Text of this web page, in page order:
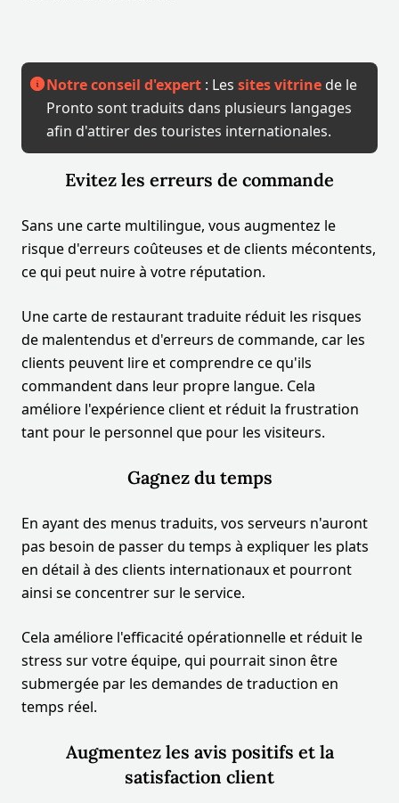
Notre conseil d'expert : Les sites vitrine de le
Pronto sont traduits dans plusieurs langages
afin d'attirer des touristes internationales.
Evitez les erreurs de commande
Sans une carte multilingue, vous augmentez le
risque d'erreurs coûteuses et de clients mécontents,
ce qui peut nuire à votre réputation.
Une carte de restaurant traduite réduit les risques
de malentendus et d'erreurs de commande, car les
clients peuvent lire et comprendre ce qu'ils
commandent dans leur propre langue. Cela
améliore l'expérience client et réduit la frustration
tant pour le personnel que pour les visiteurs.
Gagnez du temps
En ayant des menus traduits, vos serveurs n'auront
pas besoin de passer du temps à expliquer les plats
en détail à des clients internationaux et pourront
ainsi se concentrer sur le service.
Cela améliore l'efficacité opérationnelle et réduit le
stress sur votre équipe, qui pourrait sinon être
submergée par les demandes de traduction en
temps réel.
Augmentez les avis positifs et la
satisfaction client